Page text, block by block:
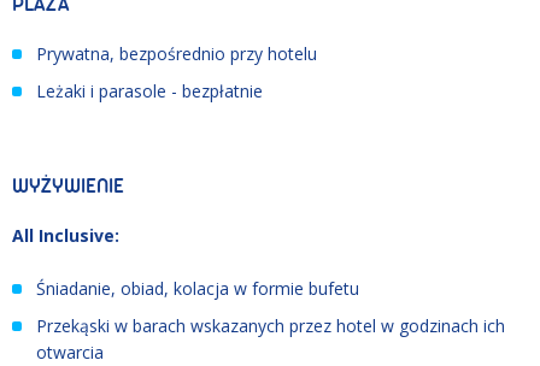
Prywatna, bezpośrednio przy hotelu
Leżaki i parasole - bezpłatnie
WYŻYWIENIE
All Inclusive:
Śniadanie, obiad, kolacja w formie bufetu
Przekąski w barach wskazanych przez hotel w godzinach ich
otwarcia